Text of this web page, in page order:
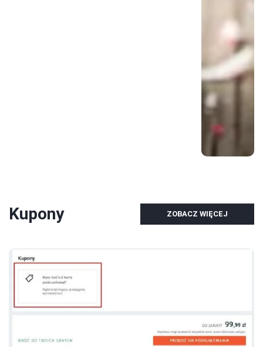
Kupony ZOBACZ WIĘCEJ